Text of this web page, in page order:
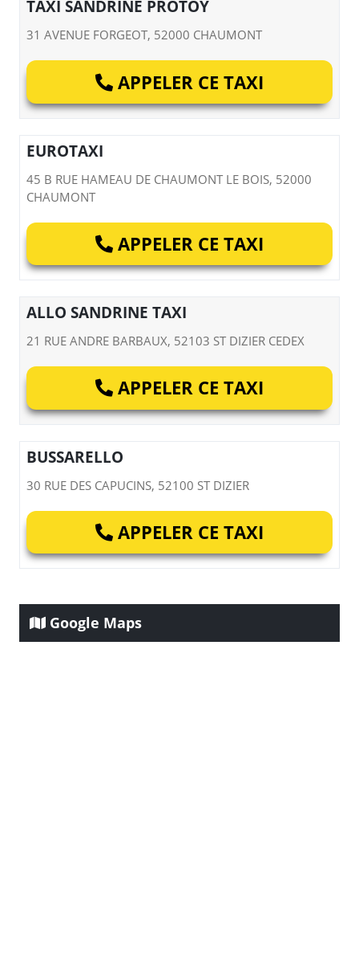
TAXI SANDRINE PROTOY
31 AVENUE FORGEOT, 52000 CHAUMONT
APPELER CE TAXI
EUROTAXI
45 B RUE HAMEAU DE CHAUMONT LE BOIS, 52000
CHAUMONT
APPELER CE TAXI
ALLO SANDRINE TAXI
21 RUE ANDRE BARBAUX, 52103 ST DIZIER CEDEX
APPELER CE TAXI
BUSSARELLO
30 RUE DES CAPUCINS, 52100 ST DIZIER
APPELER CE TAXI
Google Maps